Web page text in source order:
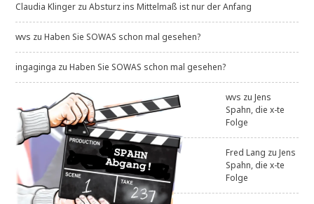
Claudia Klinger zuAbsturz ins Mittelmaß ist nur der Anfang
wvs zuHaben Sie SOWAS schon mal gesehen?
ingaginga zuHaben Sie SOWAS schon mal gesehen?
wvs zuJens
Spahn, die x-te
Folge
Fred Lang zuJens
Spahn, die x-te
Folge